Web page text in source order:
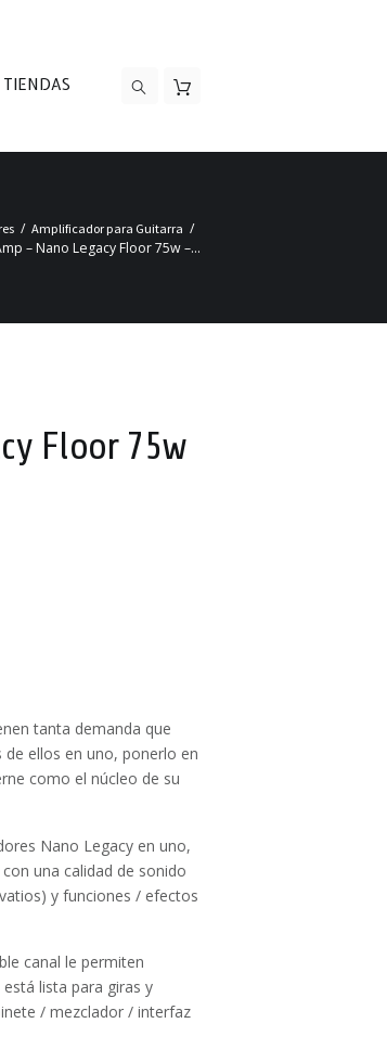
TIENDAS
Amplificador para Guitarra
– Nano Legacy Floor 75w –...
Floor 75w
tanta demanda que
ellos en uno, ponerlo en
como el núcleo de su
Nano Legacy en uno,
una calidad de sonido
y funciones / efectos
canal le permiten
lista para giras y
/ mezclador / interfaz